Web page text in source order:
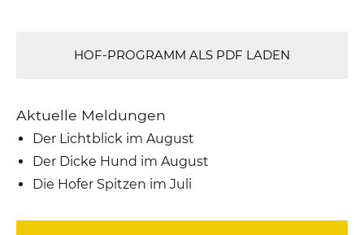
HOF-PROGRAMM ALS PDF LADEN
Aktuelle Meldungen
Der Lichtblick im August
Der Dicke Hund im August
Die Hofer Spitzen im Juli